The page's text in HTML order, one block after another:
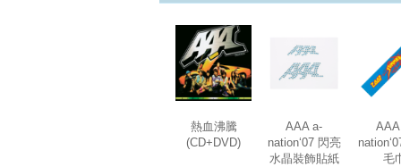
熱血沸騰
(CD+DVD)
AAA a-
nation‘07 閃亮
水晶裝飾貼紙
毛